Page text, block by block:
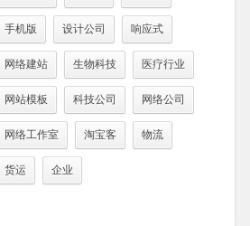
手机版 设计公司 响应式
网络建站 生物科技 医疗行业
网站模板 科技公司 网络公司
网络工作室 淘宝客 物流
货运 企业